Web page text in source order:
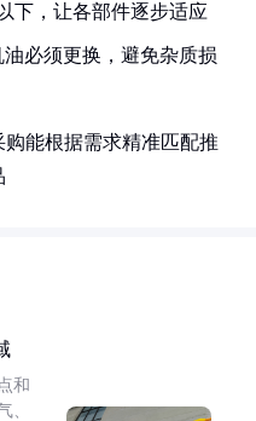
下，让各部件逐步适应
油必须更换，避免杂质损
能根据需求精准匹配推
和
、